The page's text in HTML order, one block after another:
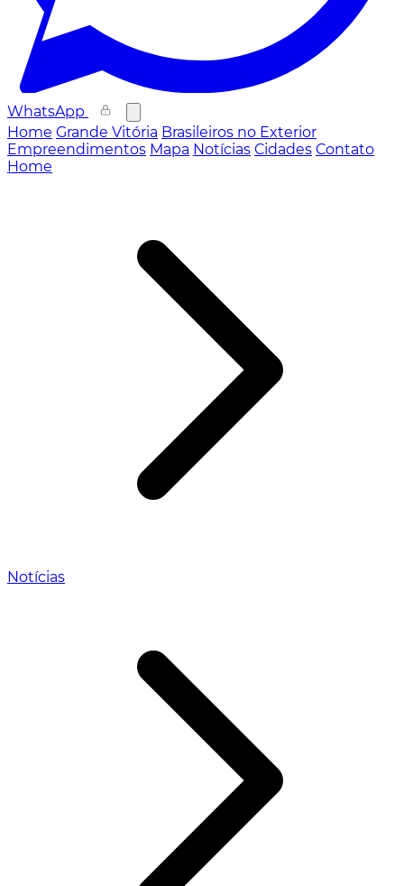
WhatsApp
Home Grande Vitória Brasileiros no Exterior
Empreendimentos Mapa Notícias Cidades Contato
Home
Notícias